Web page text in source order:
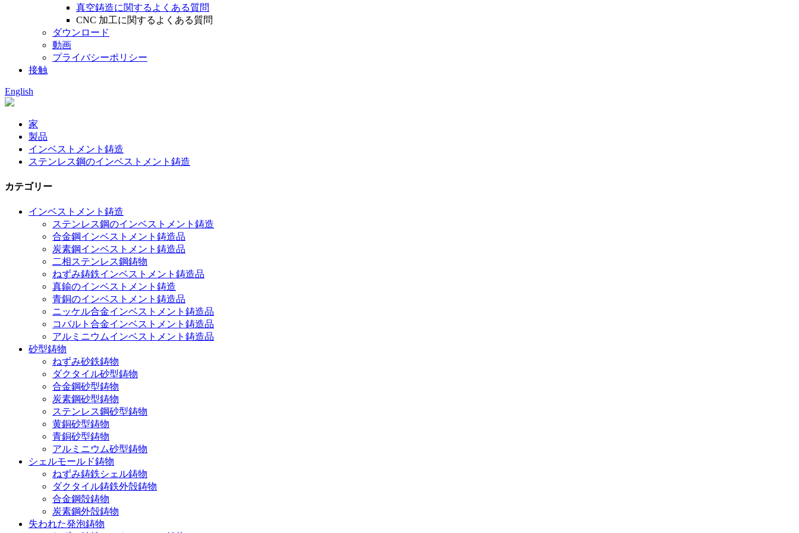
真空鋳造に関するよくある質問
CNC 加工に関するよくある質問
ダウンロード
動画
プライバシーポリシー
接触
English
家
製品
インベストメント鋳造
ステンレス鋼のインベストメント鋳造
カテゴリー
インベストメント鋳造
ステンレス鋼のインベストメント鋳造
合金鋼インベストメント鋳造品
炭素鋼インベストメント鋳造品
二相ステンレス鋼鋳物
ねずみ鋳鉄インベストメント鋳造品
真鍮のインベストメント鋳造
青銅のインベストメント鋳造品
ニッケル合金インベストメント鋳造品
コバルト合金インベストメント鋳造品
アルミニウムインベストメント鋳造品
砂型鋳物
ねずみ砂鉄鋳物
ダクタイル砂型鋳物
合金鋼砂型鋳物
炭素鋼砂型鋳物
ステンレス鋼砂型鋳物
黄銅砂型鋳物
青銅砂型鋳物
アルミニウム砂型鋳物
シェルモールド鋳物
ねずみ鋳鉄シェル鋳物
ダクタイル鋳鉄外殻鋳物
合金鋼殻鋳物
炭素鋼外殻鋳物
失われた発泡鋳物